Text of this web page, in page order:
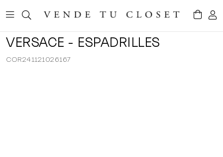
VERSACE - ESPADRILLES
COR241121026167